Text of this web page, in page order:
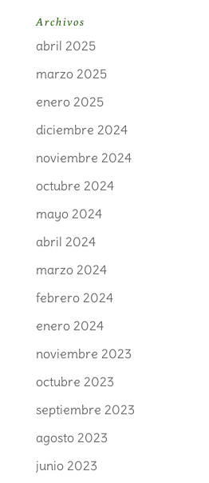
Archivos
abril 2025
marzo 2025
enero 2025
diciembre 2024
noviembre 2024
octubre 2024
mayo 2024
abril 2024
marzo 2024
febrero 2024
enero 2024
noviembre 2023
octubre 2023
septiembre 2023
agosto 2023
junio 2023